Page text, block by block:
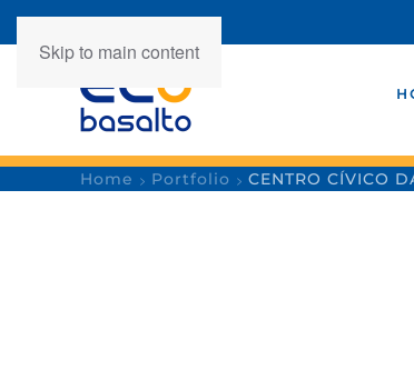
Skip to main content
Home Portfolio CENTRO CÍVICO